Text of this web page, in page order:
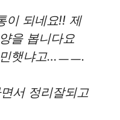
이 되네요!! 제
을 봅니다요
햇냐고…ㅡㅡ.
서 정리잘되고